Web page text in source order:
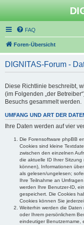
FAQ
Foren-Übersicht
DIGNITAS-Forum -
Diese Richtlinie beschreibt,
(im Folgenden „der
Besuchs gesammelt werden.
UMFANG UND ART DER
Ihre Daten werden auf vier
Die Forensoftware phpBB
Cookies sind kleine
zwischen den einzelnen
die aktuelle ID Ihrer
können), Informationen
als gelesen/ungelesen;
Ihre Teilnahme an
werden Ihre Benutzer-ID,
gespeichert. Die Cookies
Cookies können Sie
Weiterhin werden die
oder Ihrem persönlichem
eindeutiger Benutzername,